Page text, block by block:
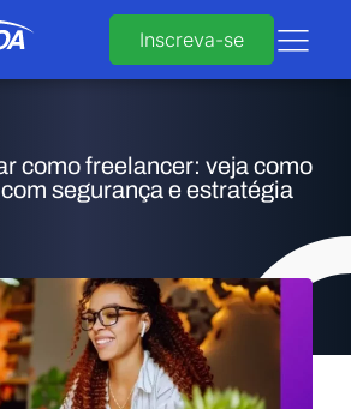
Inscreva-se
como freelancer: veja como
segurança e estratégia